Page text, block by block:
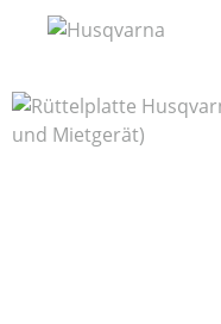
Bildergalerie